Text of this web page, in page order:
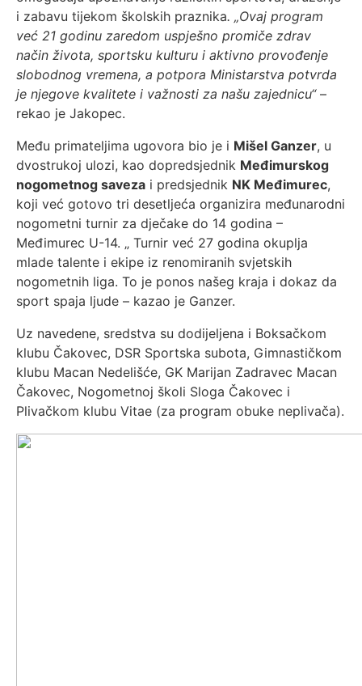
i zabavu tijekom školskih praznika. „Ovaj program
već 21 godinu zaredom uspješno promiče zdrav
način života, sportsku kulturu i aktivno provođenje
slobodnog vremena, a potpora Ministarstva potvrda
je njegove kvalitete i važnosti za našu zajednicu“–
rekao je Jakopec.
Među primateljima ugovora bio je i Mišel Ganzer, u
dvostrukoj ulozi, kao dopredsjednik Međimurskog
nogometnog saveza i predsjednik NK Međimurec,
koji već gotovo tri desetljeća organizira međunarodni
nogometni turnir za dječake do 14 godina –
Međimurec U-14. „ Turnir već 27 godina okuplja
mlade talente i ekipe iz renomiranih svjetskih
nogometnih liga. To je ponos našeg kraja i dokaz da
sport spaja ljude – kazao je Ganzer.
Uz navedene, sredstva su dodijeljena i Boksačkom
klubu Čakovec, DSR Sportska subota, Gimnastičkom
klubu Macan Nedelišće, GK Marijan Zadravec Macan
Čakovec, Nogometnoj školi Sloga Čakovec i
Plivačkom klubu Vitae (za program obuke neplivača).